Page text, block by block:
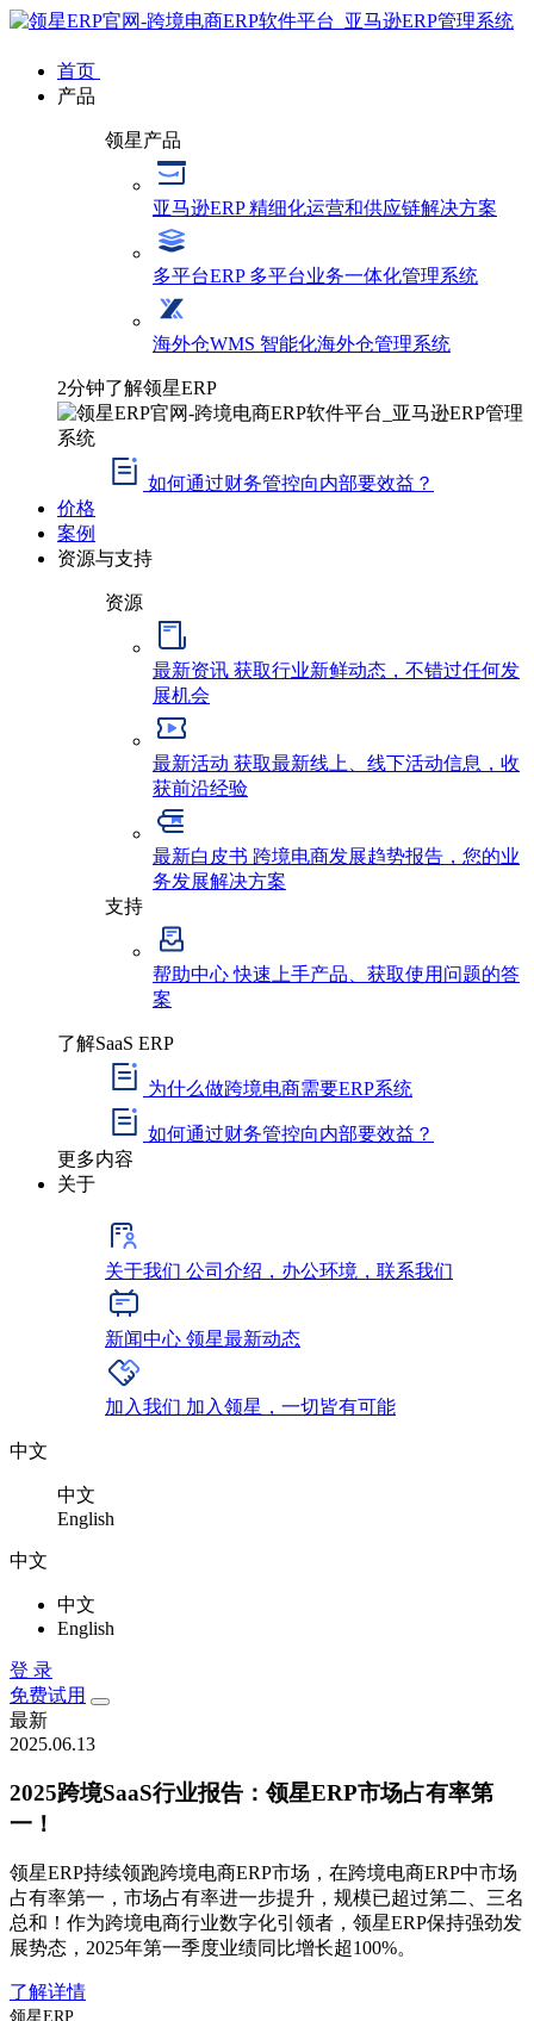
首页
产品
领星产品
亚马逊ERP精细化运营和供应链解决方案
多平台ERP 多平台业务一体化管理系统
海外仓WMS 智能化海外仓管理系统
2分钟了解领星ERP
如何通过财务管控向内部要效益？
价格
案例
资源与支持
资源
最新资讯 获取行业新鲜动态，不错过任何发
展机会
最新活动 获取最新线上、线下活动信息，收
获前沿经验
最新白皮书 跨境电商发展趋势报告，您的业
务发展解决方案
支持
帮助中心快速上手产品、获取使用问题的答
案
了解SaaS ERP
为什么做跨境电商需要ERP系统
如何通过财务管控向内部要效益？
更多内容
关于
关于我们 公司介绍，办公环境，联系我们
新闻中心 领星最新动态
加入我们 加入领星，一切皆有可能
中文
中文
English
中文
中文
English
登 录
免费试用
最新
2025.06.13
2025跨境SaaS行业报告：领星ERP市场占有率第
一！
领星ERP持续领跑跨境电商ERP市场，在跨境电商ERP中市场
占有率第一，市场占有率进一步提升，规模已超过第二、三名
总和！作为跨境电商行业数字化引领者，领星ERP保持强劲发
展势态，2025年第一季度业绩同比增长超100%。
了解详情
领星ERP